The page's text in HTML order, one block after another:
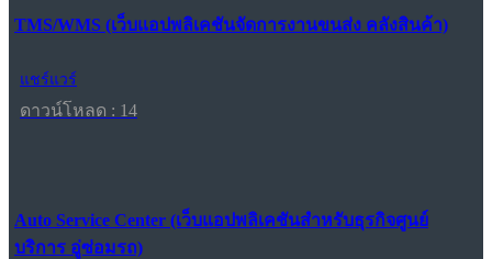
TMS/WMS (เว็บแอปพลิเคชันจัดการงานขนส่ง คลังสินค้า)
แชร์แวร์
ดาวน์โหลด : 14
Auto Service Center (เว็บแอปพลิเคชันสำหรับธุรกิจศูนย์
บริการ อู่ซ่อมรถ)